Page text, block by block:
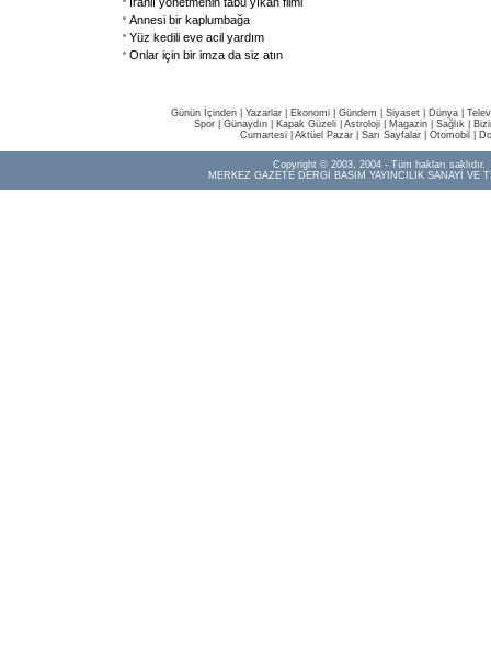
Annesi bir kaplumbağa
Yüz kedili eve acil yardım
Onlar için bir imza da siz atın
Günün İçinden Yazarlar Ekonomi Gündem Siyaset Dünya |
Spor
Günaydın Kapak Güzeli Astroloji Magazin Sağlık
Cumartesi| Aktüel Pazar| Sarı Sayfalar| Otomobil
Copyright © 2003, 2004 - Tüm hakları saklıdır.
MERKEZ GAZETE DERGİ BASIM YAYINCILIK SANAYİ VE